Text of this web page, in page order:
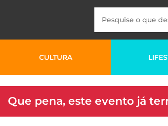
CULTURA
Que pena, este evento já